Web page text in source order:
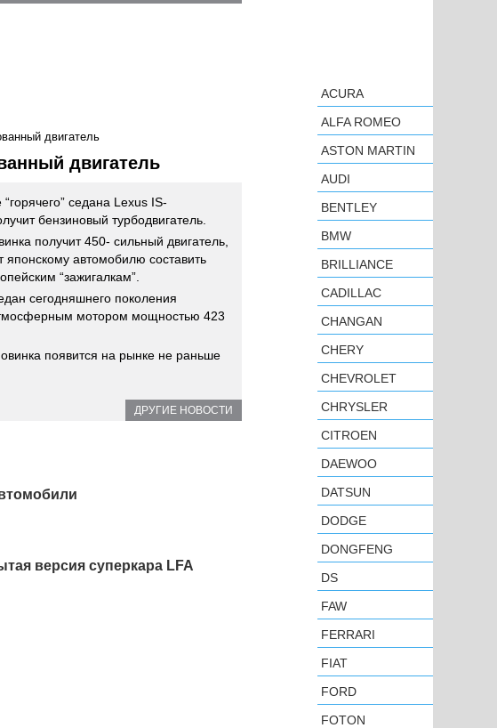
двигатель
двигатель
седана Lexus IS-
бензиновый турбодвигатель.
получит 450- сильный двигатель,
японскому автомобилю составить
“зажигалкам”.
сегодняшнего поколения
мотором мощностью 423
появится на рынке не раньше
ДРУГИЕ НОВОСТИ
версия суперкара LFA
ACURA
ALFA ROMEO
ASTON MARTIN
AUDI
BENTLEY
BMW
BRILLIANCE
CADILLAC
CHANGAN
CHERY
CHEVROLET
CHRYSLER
CITROEN
DAEWOO
DATSUN
DODGE
DONGFENG
DS
FAW
FERRARI
FIAT
FORD
FOTON